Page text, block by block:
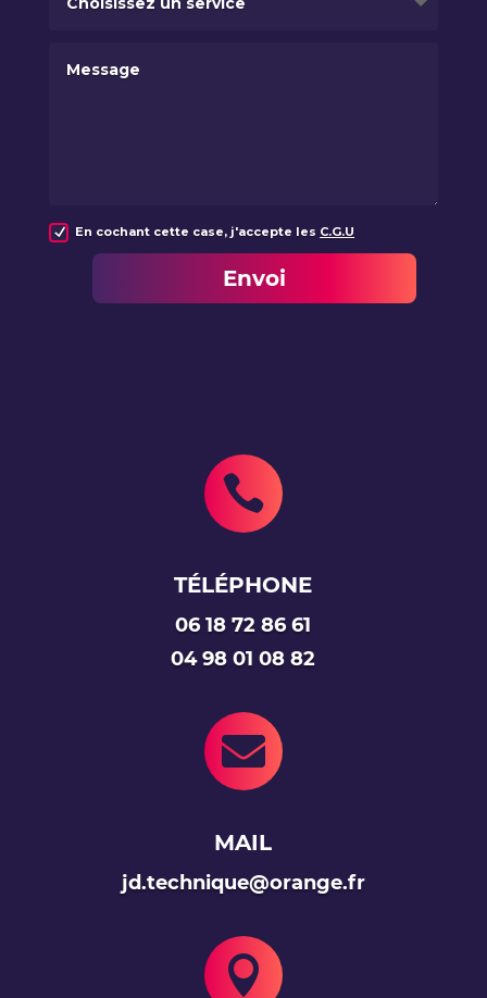
En cochant cette case, j'accepte les C.G.U
Envoi

TÉLÉPHONE
06 18 72 86 61
04 98 01 08 82

MAIL
jd.technique@orange.fr
